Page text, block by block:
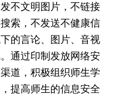
不文明图片，不链接
索，不发送不健康信
的言论、图片、音视
通过印制发放网络安
道，积极组织师生学
提高师生的信息安全